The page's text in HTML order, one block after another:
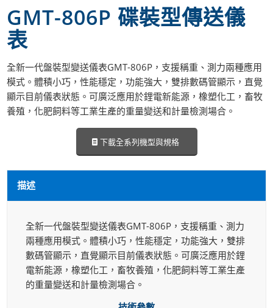
GMT-806P 碟裝型傳送儀
表
全新一代盤裝型變送儀表GMT-806P，支援稱重、測力兩種應用
模式。體積小巧，性能穩定，功能強大，雙排數碼管顯示，直覺
顯示目前儀表狀態。可廣泛應用於鋰電新能源，橡塑化工，畜牧
養殖，化肥飼料等工業生產的重量變送和計量檢測場合。
下載全系列機型與規格
描述
全新一代盤裝型變送儀表GMT-806P，支援稱重、測力
兩種應用模式。體積小巧，性能穩定，功能強大，雙排
數碼管顯示，直覺顯示目前儀表狀態。可廣泛應用於鋰
電新能源，橡塑化工，畜牧養殖，化肥飼料等工業生產
的重量變送和計量檢測場合。